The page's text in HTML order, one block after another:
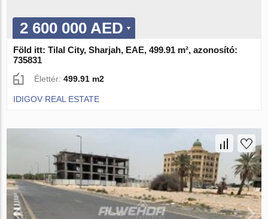
2 600 000 AED
Föld itt: Tilal City, Sharjah, EAE, 499.91 m², azonosító:
735831
Élettér:499.91 m2
IDIGOV REAL ESTATE